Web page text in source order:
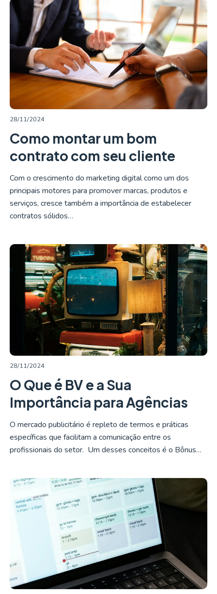
LER MAIS
28/11/2024
Como montar um bom
contrato com seu cliente
Com o crescimento do marketing digital como um dos
principais motores para promover marcas, produtos e
serviços, cresce também a importância de estabelecer
contratos sólidos…
28/11/2024
O Que é BV e a Sua
Importância para Agências
O mercado publicitário é repleto de termos e práticas
específicas que facilitam a comunicação entre os
profissionais do setor. Um desses conceitos é o Bônus…
LER MAIS